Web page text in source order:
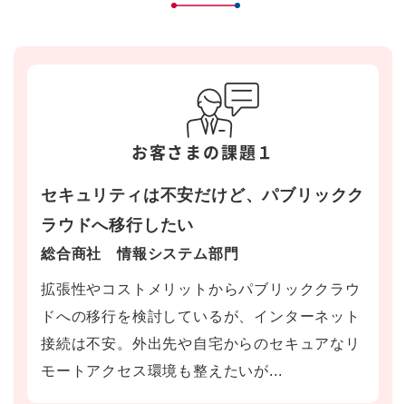
お客さまの課題１
セキュリティは不安だけど、パブリックク
ラウドへ移行したい
総合商社 情報システム部門
拡張性やコストメリットからパブリッククラウ
ドへの移行を検討しているが、インターネット
接続は不安。外出先や自宅からのセキュアなリ
モートアクセス環境も整えたいが...